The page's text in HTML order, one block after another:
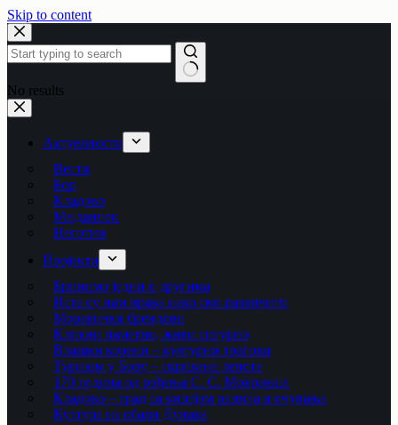
Skip to content
No results
Актуелности
Вести
Бор
Кладово
Мајданпек
Неготин
Пројекти
Бринимо једни о другима
Иста су нам права иако смо различити
Моравички брендови
Кликни паметно, живи сигурно
Влашки корени – културни трагови
Туризам у Бору – скривене лепоте
170 година од рођења С. С. Мокрањца
Кладово – град са визијом развоја и очувања
Култура на обали Дунава